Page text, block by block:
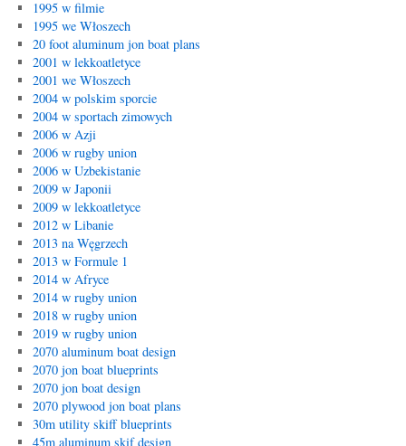
1995 w filmie
1995 we Włoszech
20 foot aluminum jon boat plans
2001 w lekkoatletyce
2001 we Włoszech
2004 w polskim sporcie
2004 w sportach zimowych
2006 w Azji
2006 w rugby union
2006 w Uzbekistanie
2009 w Japonii
2009 w lekkoatletyce
2012 w Libanie
2013 na Węgrzech
2013 w Formule 1
2014 w Afryce
2014 w rugby union
2018 w rugby union
2019 w rugby union
2070 aluminum boat design
2070 jon boat blueprints
2070 jon boat design
2070 plywood jon boat plans
30m utility skiff blueprints
45m aluminum skif design